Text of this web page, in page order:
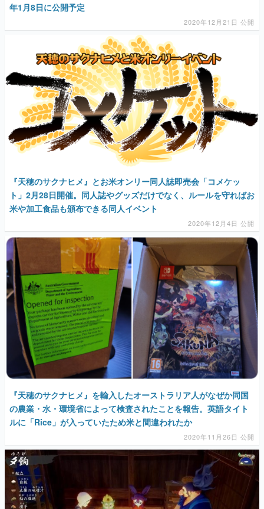
年1月8日に公開予定
2020年12月21日 公開
『天穂のサクナヒメ』とお米オンリー同人誌即売会「コメケッ
ト」2月28日開催。同人誌やグッズだけでなく、ルールを守ればお
米や加工食品も頒布できる同人イベント
2020年12月4日 公開
『天穂のサクナヒメ』を輸入したオーストラリア人がなぜか同国
の農業・水・環境省によって検査されたことを報告。英語タイト
ルに「Rice」が入っていたため米と間違われたか
2020年11月26日 公開